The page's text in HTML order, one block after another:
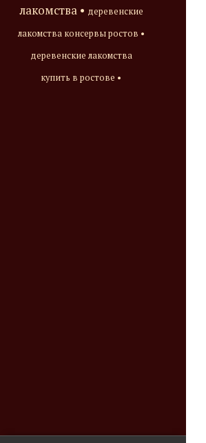
лакомства • деревенские
лакомства консервы ростов •
деревенские лакомства
купить в ростове •